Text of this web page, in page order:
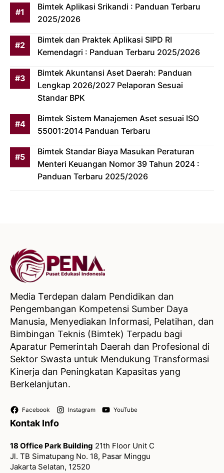
Bimtek Aplikasi Srikandi : Panduan Terbaru
2025/2026
Bimtek dan Praktek Aplikasi SIPD RI
Kemendagri : Panduan Terbaru 2025/2026
Bimtek Akuntansi Aset Daerah: Panduan
Lengkap 2026/2027 Pelaporan Sesuai
Standar BPK
Bimtek Sistem Manajemen Aset sesuai ISO
55001:2014 Panduan Terbaru
Bimtek Standar Biaya Masukan Peraturan
Menteri Keuangan Nomor 39 Tahun 2024 :
Panduan Terbaru 2025/2026
Media Terdepan dalam Pendidikan dan
Pengembangan Kompetensi Sumber Daya
Manusia, Menyediakan Informasi, Pelatihan, dan
Bimbingan Teknis (Bimtek) Terpadu bagi
Aparatur Pemerintah Daerah dan Profesional di
Sektor Swasta untuk Mendukung Transformasi
Kinerja dan Peningkatan Kapasitas yang
Berkelanjutan.
Facebook Instagram YouTube
Kontak Info
18 Office Park Building 21th Floor Unit C
Jl. TB Simatupang No. 18, Pasar Minggu
Jakarta Selatan, 12520